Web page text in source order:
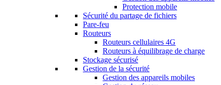
Protection mobile
Sécurité du partage de fichiers
Pare-feu
Routeurs
Routeurs cellulaires 4G
Routeurs à équilibrage de charge
Stockage sécurisé
Gestion de la sécurité
Gestion des appareils mobiles